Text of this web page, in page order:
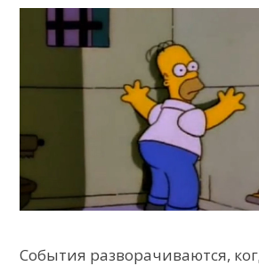
События разворачиваются,